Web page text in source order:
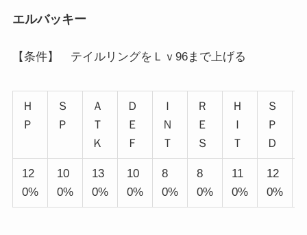
エルバッキー
【条件】 テイルリングをＬｖ96まで上げる
Ｈ
Ｐ
Ｓ
Ｐ
Ａ
Ｔ
Ｋ
Ｄ
Ｅ
Ｆ
Ｉ
Ｎ
Ｔ
Ｒ
Ｅ
Ｓ
Ｈ
Ｉ
Ｔ
Ｓ
Ｐ
Ｄ
12
0%
10
0%
13
0%
10
0%
8
0%
8
0%
11
0%
12
0%